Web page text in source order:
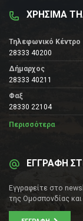
ΧΡΗΣΙΜΑ
Τηλεφωνικό Κέντρο
28333 40200
Δήμαρχος
28333 40211
Φαξ
28330 22104
Περισσότερα
ΕΓΓΡΑΦΗ
Εγγραφείτε στο
της Ομοσπονδίας